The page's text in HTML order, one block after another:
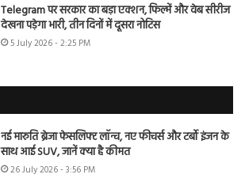
Telegram पर सरकार का बड़ा एक्शन, फिल्में और वेब सीरीज
देखना पड़ेगा भारी, तीन दिनों में दूसरा नोटिस
5 July 2026 - 2:25 PM
नई मारुति ब्रेजा फेसलिफ्ट लॉन्च, नए फीचर्स और टर्बो इंजन के
साथ आई SUV, जानें क्या है कीमत
26 July 2026 - 3:56 PM